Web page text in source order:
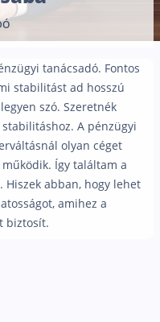
A magyar nyugdíjrendszer
Nyugdíjkalkulátor
vagy NYESZ? Melyik a jobb?
nyugdíjbiztosítás?
vagy
adókedvezmény és adójóváírás
használd ki az
tanácsadó. Fontos
stabilitást ad hosszú
szó. Szeretnék
A pénzügyi
olyan céget
Így találtam a
Hiszek abban, hogy lehet
amihez a
biztosít.